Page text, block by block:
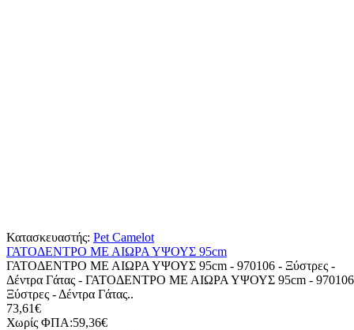
Κατασκευαστής: Pet Camelot
ΓΑΤΟΔΕΝΤΡΟ ΜΕ ΑΙΩΡΑ ΥΨΟΥΣ 95cm
ΓΑΤΟΔΕΝΤΡΟ ΜΕ ΑΙΩΡΑ ΥΨΟΥΣ 95cm - 970106 - Ξύστρες -
Δέντρα Γάτας - ΓΑΤΟΔΕΝΤΡΟ ΜΕ ΑΙΩΡΑ ΥΨΟΥΣ 95cm -
Ξύστρες - Δέντρα Γάτας..
73,61€
Χωρίς ΦΠΑ:59,36€